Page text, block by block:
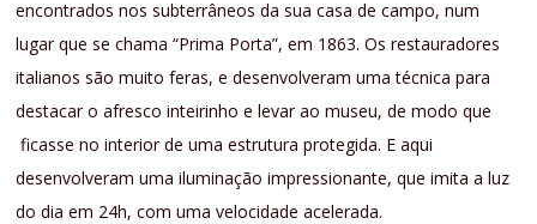
encontrados nos subterrâneos da sua casa de campo, num
lugar que se chama “Prima Porta”, em 1863. Os restauradores
italianos são muito feras, e desenvolveram uma técnica para
destacar o afresco inteirinho e levar ao museu, de modo que
ficasse no interior de uma estrutura protegida. E aqui
desenvolveram uma iluminação impressionante, que imita a luz
do dia em 24h, com uma velocidade acelerada.